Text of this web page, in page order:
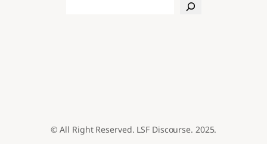
© All Right Reserved. LSF Discourse. 2025.